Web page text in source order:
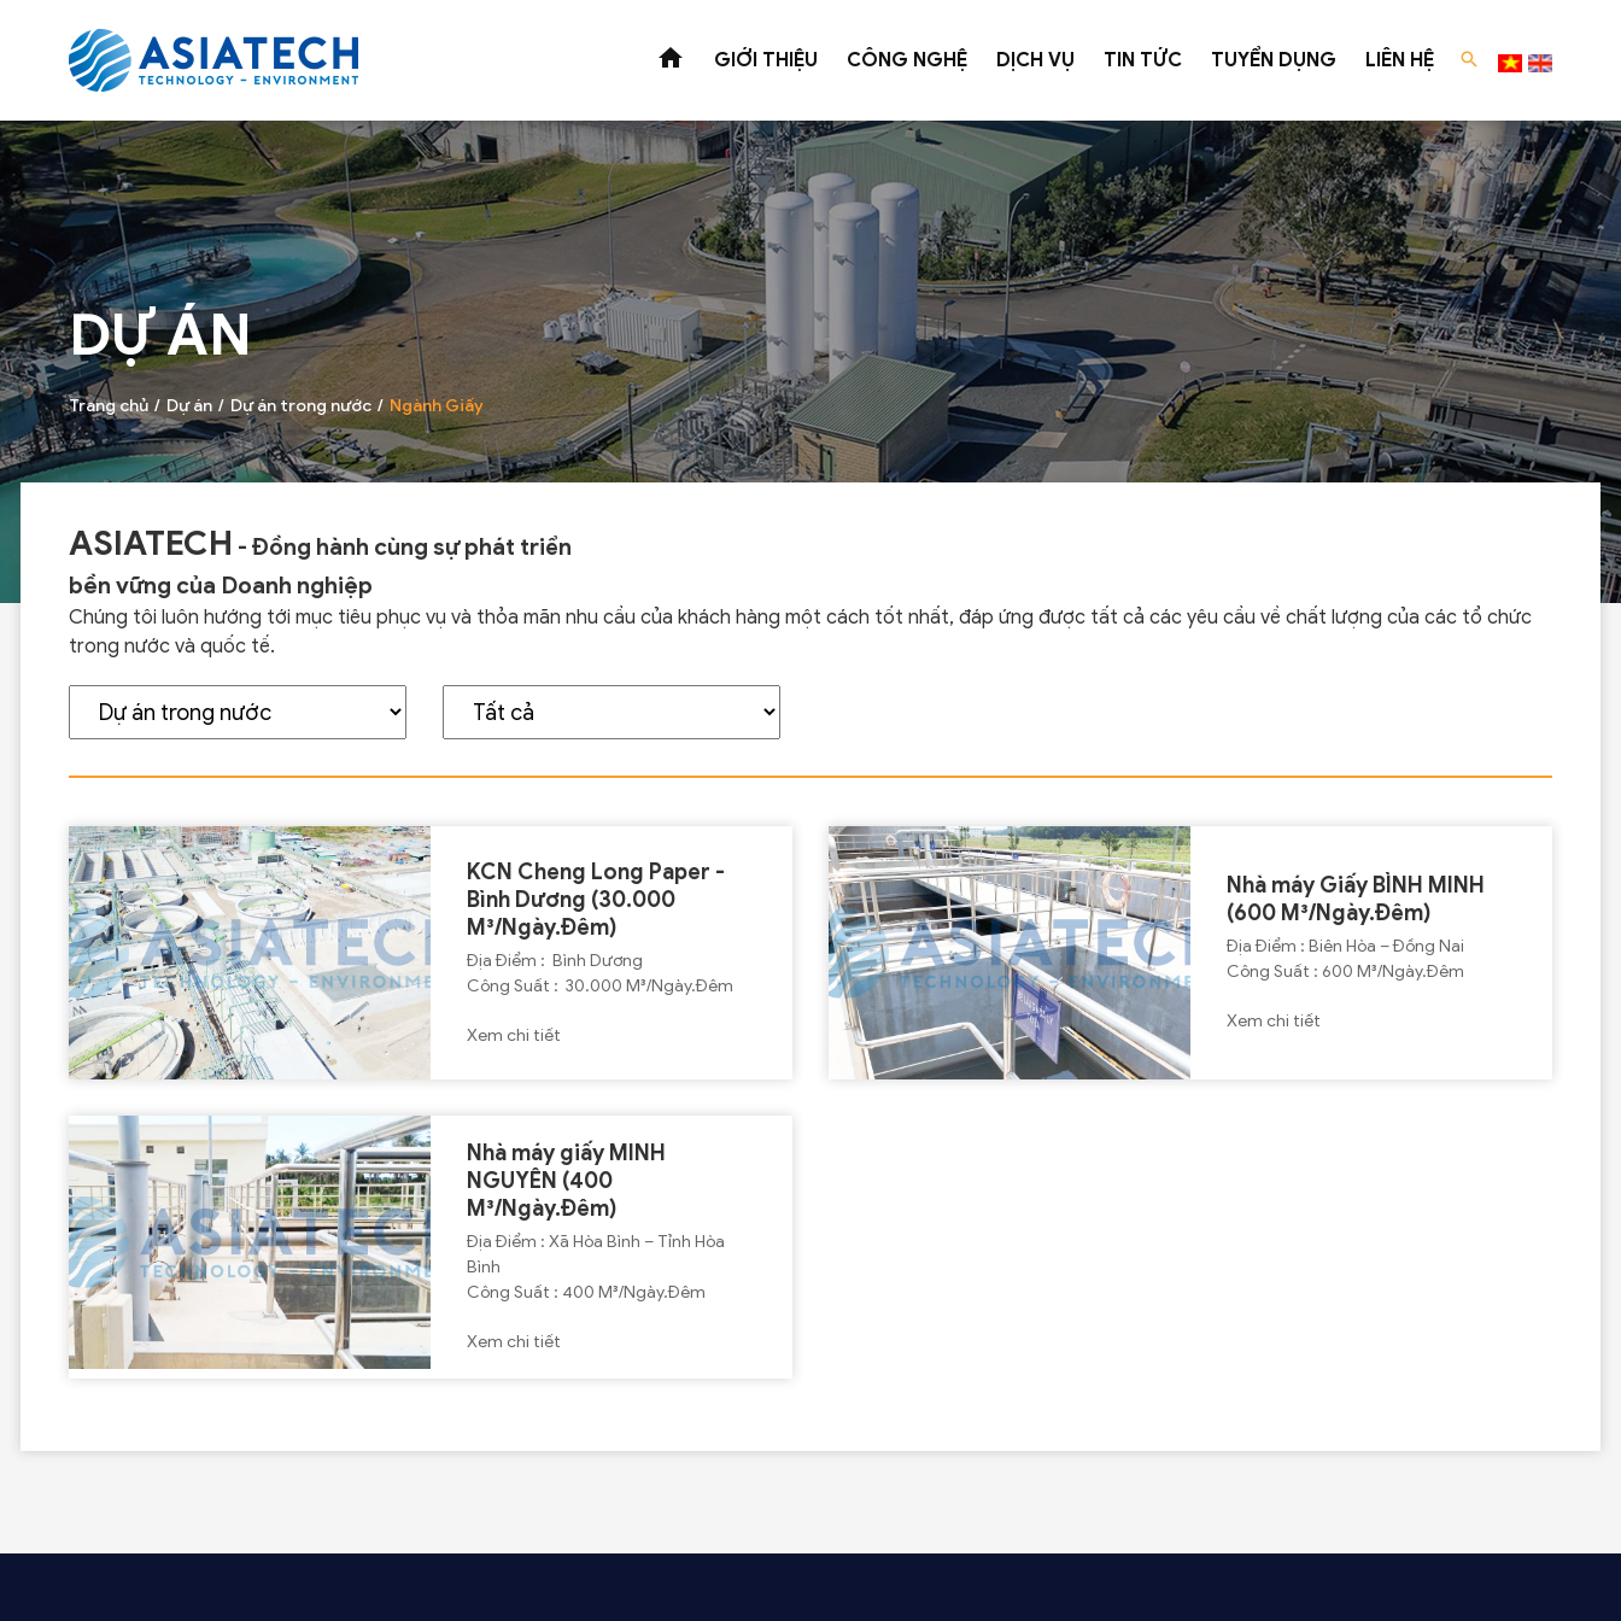
GIỚI THIỆU CÔNG NGHỆ
Công nghệ Wetland
Công nghệ tuyến nổi siêu nông
Công nghệ màng MBR ( Membrane Bio - Reactor)
Công nghệ xử lý nước thải có độ màu cao
Công nghệ xử lý sinh học
DỊCH VỤ
Xử lý nước thải
Khu công nghiệp
Ngành dệt nhuộm
Ngành giấy
Ngành bia - NGK
Ngành cà phê
Ngành thủy sản - Thực phẩm
Nước thải sinh hoạt
Xử lý nước cấp
Phục vụ sản xuất
Nước ngầm
Nước mặt
Nước thải sau xử lý
Suretech - W
Tư vấn luật
Tư vấn Luật Môi Trường
Dịch vụ tư vấn luật môi trường
Dự án đã tư vấn thành công
TIN TỨC TUYỂN DỤNG LIÊN HỆ
DỰ ÁN
Trang chủ Dự án Dự án trong nước Ngành Giấy
ASIATECH - Đồng hành cùng sự phát triển
bền vững của Doanh nghiệp
Chúng tôi luôn hướng tới mục tiêu phục vụ và thỏa mãn nhu cầu của khách hàng một cách tốt nhất, đáp ứng được tất cả các yêu cầu về chất lượng của các tổ chức
trong nước và quốc tế.
KCN Cheng Long Paper -
Bình Dương (30.000
M³/Ngày.Đêm)
Địa Điểm : Bình Dương
Công Suất : 30.000 M³/Ngày.Đêm
Xem chi tiết
Nhà máy Giấy BÌNH MINH
(600 M³/Ngày.Đêm)
Địa Điểm : Biên Hòa – Đồng Nai
Công Suất : 600 M³/Ngày.Đêm
Xem chi tiết
Nhà máy giấy MINH
NGUYÊN (400
M³/Ngày.Đêm)
Địa Điểm : Xã Hòa Bình – Tỉnh Hòa
Bình
Công Suất : 400 M³/Ngày.Đêm
Xem chi tiết